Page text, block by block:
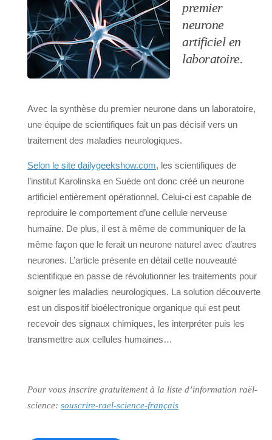
premier
neurone
artificiel en
laboratoire.
Avec la synthèse du premier neurone dans un laboratoire,
une équipe de scientifiques fait un pas décisif vers un
traitement des maladies neurologiques.
Selon le site dailygeekshow.com, les scientifiques de
l’institut Karolinska en Suède ont donc créé un neurone
artificiel entièrement opérationnel. Celui-ci est capable de
reproduire le comportement d’une cellule nerveuse
humaine. De plus, il est à même de communiquer de la
même façon que le ferait un neurone naturel avec d’autres
neurones. L’article présente en détail cette nouveauté
scientifique en passe de révolutionner les traitements pour
soigner les maladies neurologiques. La solution découverte
est un dispositif bioélectronique organique qui est peut
recevoir des signaux chimiques, les interpréter puis les
transmettre aux cellules humaines…
Pour vous inscrire gratuitement à la liste d’information raël-
science: souscrire-rael-science-français